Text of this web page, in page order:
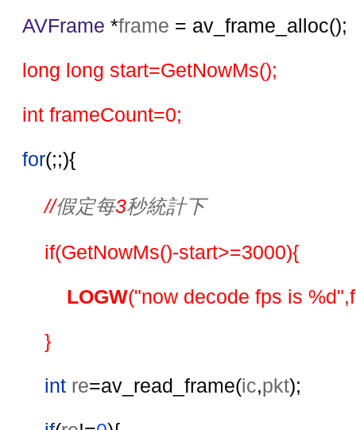
AVFrame *frame = av_frame_alloc();
long long start=GetNowMs();
int frameCount=0;
for(;;){
//假定每3秒統計下
if(GetNowMs()-start>=3000){
LOGW("now decode fps is
}
int re=av_read_frame(ic,pkt);